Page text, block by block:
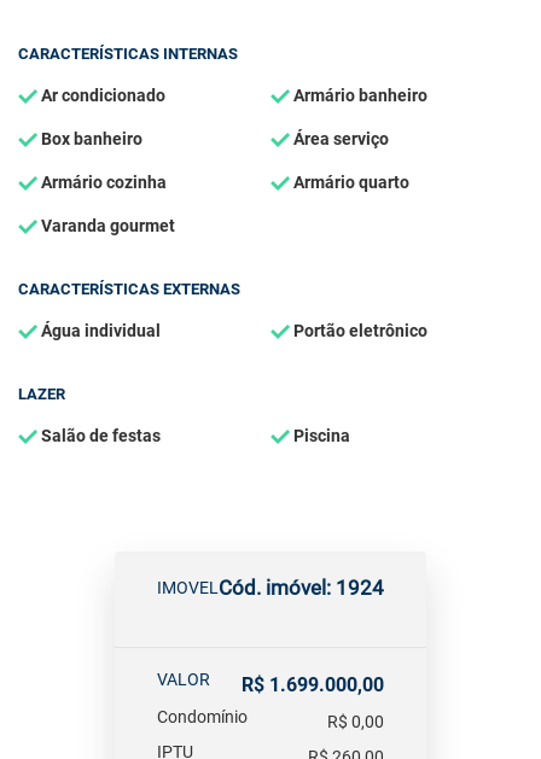
CARACTERÍSTICAS INTERNAS
Ar condicionado Armário banheiro
Box banheiro Área serviço
Armário cozinha Armário quarto
Varanda gourmet
CARACTERÍSTICAS EXTERNAS
Água individual Portão eletrônico
LAZER
Salão de festas Piscina
IMOVELCód. imóvel: 1924
VALOR R$ 1.699.000,00
Condomínio
R$ 0,00
IPTU